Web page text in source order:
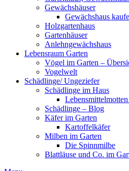
Gewächshäuser
Gewächshaus
Holzgartenhaus
Gartenhäuser
Anlehngewächshaus
Lebensraum Garten
Vögel im Garten –
Vogelwelt
Schädlinge/ Ungeziefer
Schädlinge im Haus
Schädlinge – Blog
Käfer im Garten
Kartoffelkäfer
Milben im Garten
Die Spinnmilbe
Blattläuse und Co. im